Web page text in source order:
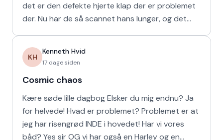
det er den defekte hjerte klap der er problemet
der. Nu har de så scannet hans lunger, og det
KH
Kenneth Hvid
17 dage siden
Cosmic chaos
Kære søde lille dagbog Elsker du mig endnu? Ja
for helvede! Hvad er problemet? Problemet er at
jeg har risengrød INDE i hovedet! Har vi vores
båd? Yes sir OG vi har også en Harley og en